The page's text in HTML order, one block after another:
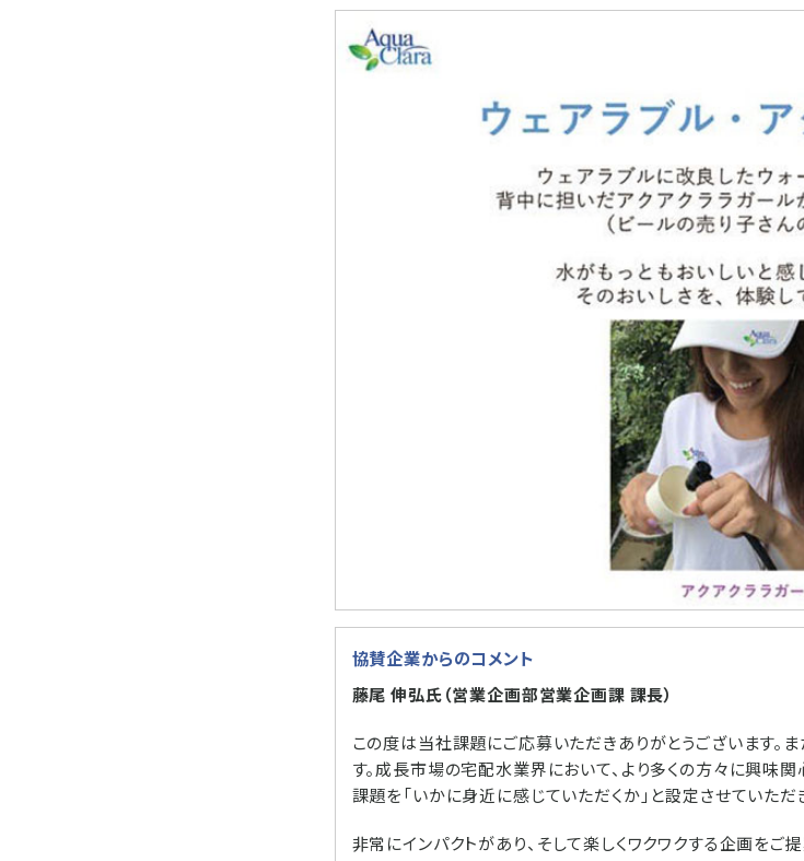
協賛企業からのコメント
藤尾 伸弘氏（営業企画部営業企画課 課長）
この度は当社課題にご応募いただきありがとうございます。
す。成長市場の宅配水業界において、より多くの方々に興味関
課題を「いかに身近に感じていただくか」と設定させていただ
非常にインパクトがあり、そして楽しくワクワクする企画をご